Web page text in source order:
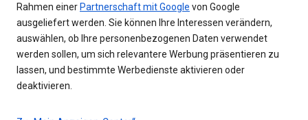
Rahmen einer Partnerschaft mit Google von Google
ausgeliefert werden. Sie können Ihre Interessen verändern,
auswählen, ob Ihre personenbezogenen Daten verwendet
werden sollen, um sich relevantere Werbung präsentieren zu
lassen, und bestimmte Werbedienste aktivieren oder
deaktivieren.